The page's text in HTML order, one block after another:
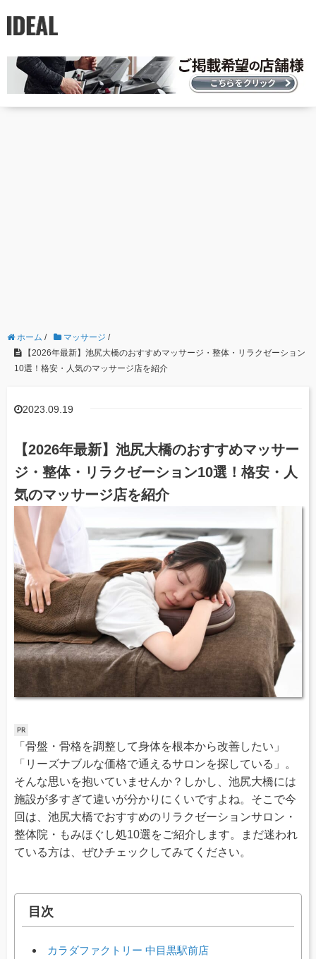
ホーム / マッサージ /
【2026年最新】池尻大橋のおすすめマッサージ・整体・リラクゼーション
10選！格安・人気のマッサージ店を紹介
2023.09.19
【2026年最新】池尻大橋のおすすめマッサー
ジ・整体・リラクゼーション10選！格安・人
気のマッサージ店を紹介
「骨盤・骨格を調整して身体を根本から改善したい」
「リーズナブルな価格で通えるサロンを探している」。
そんな思いを抱いていませんか？しかし、池尻大橋には
施設が多すぎて違いが分かりにくいですよね。そこで今
回は、池尻大橋でおすすめのリラクゼーションサロン・
整体院・もみほぐし処10選をご紹介します。まだ迷われ
ている方は、ぜひチェックしてみてください。
目次
カラダファクトリー 中目黒駅前店